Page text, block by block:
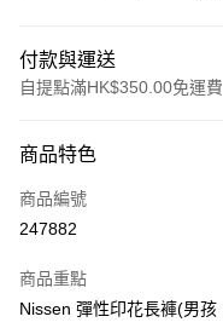
付款與運送
自提點滿HK$350.00免運費
信用卡
Apple Pay
PayMe
商品特色
商品編號
247882
商品重點
Nissen 彈性印花長褲(男